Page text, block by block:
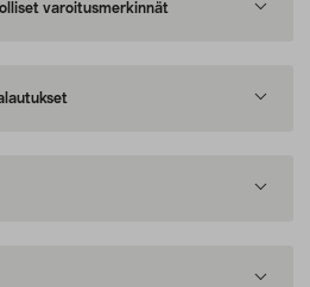
varoitusmerkinnät